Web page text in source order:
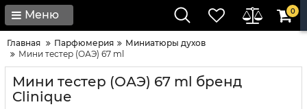
Меню 0
Главная Парфюмерия
Миниатюры духов
Мини тестер (ОАЭ) 67 ml
Мини тестер (ОАЭ) 67 ml бренд
Clinique